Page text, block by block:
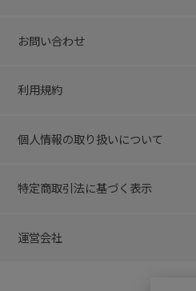
お問い合わせ
利用規約
個人情報の取り扱いについて
特定商取引法に基づく表示
運営会社